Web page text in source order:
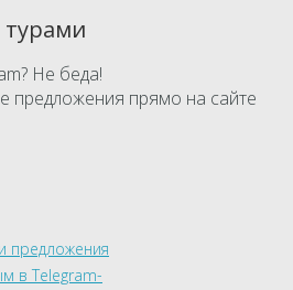
Не беда!
предложения прямо на сайте
предложения
в Telegram-